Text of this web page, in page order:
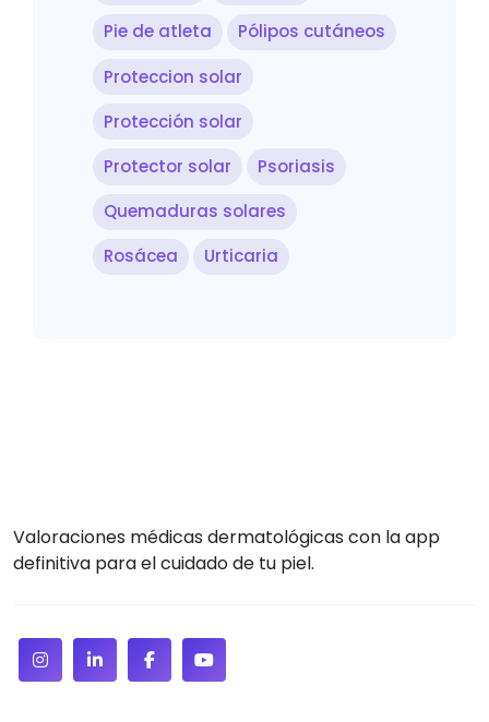
Pie de atleta
Pólipos cutáneos
Proteccion solar
Protección solar
Protector solar
Psoriasis
Quemaduras solares
Rosácea
Urticaria
Valoraciones médicas dermatológicas con la app
definitiva para el cuidado de tu piel.